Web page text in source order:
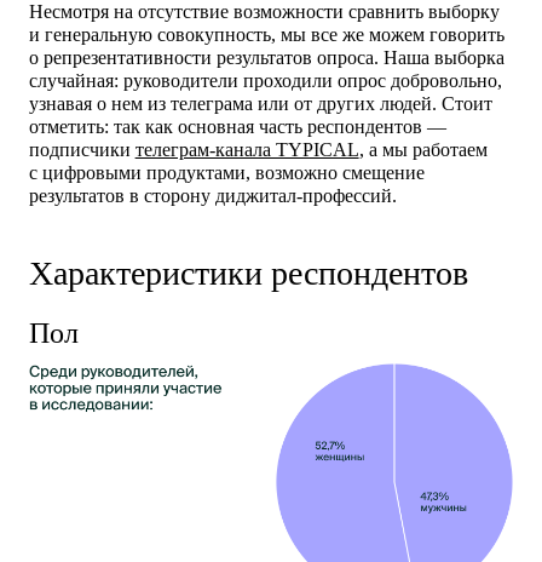
Несмотря на отсутствие возможности сравнить выборку
и генеральную совокупность, мы все же можем говорить
о репрезентативности результатов опроса. Наша выборка
случайная: руководители проходили опрос добровольно,
узнавая о нем из телеграма или от других людей. Стоит
отметить: так как основная часть респондентов —
подписчики телеграм-канала TYPICAL, а мы работаем
с цифровыми продуктами, возможно смещение
результатов в сторону диджитал-профессий.
Характеристики респондентов
Пол